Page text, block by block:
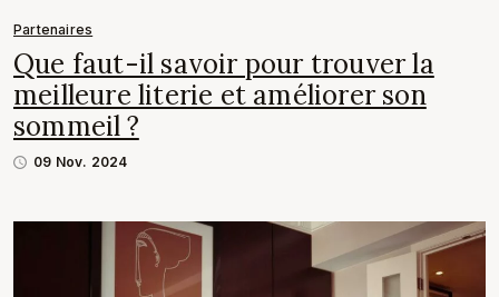
Partenaires
Que faut-il savoir pour trouver la
meilleure literie et améliorer son
sommeil ?
09 Nov. 2024